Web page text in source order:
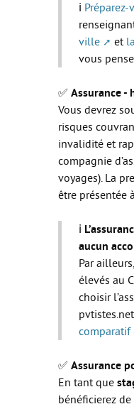
Organiser la
Chercher un
Qui peut
Les aides au
S’installer et
Annonces logement
Partir en vacances
Mon corps, mon
Amour et sexualité
Excès et addictions
Mal-être
Victime de
ℹ️
ville
et
vous
✅ Assurance -
Vous devrez
risques
invalidité et
compagnie
voyages). La
être présentée
ℹ️
aucun
Par
élevés au
choisir
comparatif
✅ Assurance
En tant que
bénéficierez